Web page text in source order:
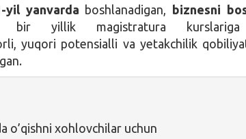
yil yanvarda boshlanadigan, biznesni
bir yillik magistratura kurslariga
yuqori potensialli va yetakchilik
o’qishni xohlovchilar uchun